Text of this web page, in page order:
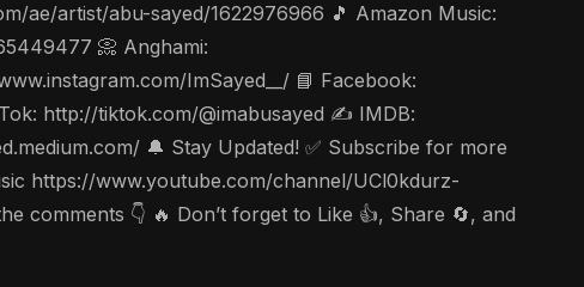
ae/artist/abu-sayed/1622976966 🎵 Amazon Music:
📀 Anghami:
ImSayed__/ 📘 Facebook:
http://tiktok.com/@imabusayed ✍️ IMDB:
🔔 Stay Updated! ✅ Subscribe for more
https://www.youtube.com/channel/UCl0kdurz-